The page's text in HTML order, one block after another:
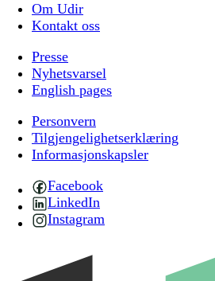
Om Udir
Kontakt oss
Presse
Nyhetsvarsel
English pages
Personvern
Tilgjengelighetserklæring
Informasjonskapsler
Facebook
LinkedIn
Instagram